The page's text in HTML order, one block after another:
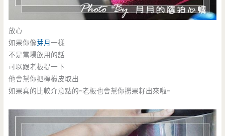
放心
如果你像芽月一樣
不是當場飲用的話
可以跟老板提一下
他會幫你把檸檬皮取出
如果真的比較介意點的~老板也會幫你撈果籽出來啦~